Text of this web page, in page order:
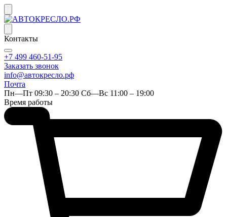
Контакты
+7 499 460-51-95
Заказать звонок
info@автокресло.рф
Почта
Пн—Пт 09:30 – 20:30 Сб—Вс 11:00 – 19:00
Время работы